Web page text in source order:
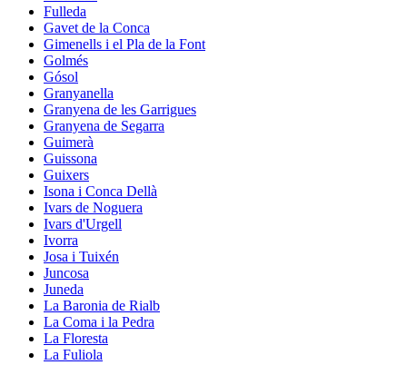
Fulleda
Gavet de la Conca
Gimenells i el Pla de la Font
Golmés
Gósol
Granyanella
Granyena de les Garrigues
Granyena de Segarra
Guimerà
Guissona
Guixers
Isona i Conca Dellà
Ivars de Noguera
Ivars d'Urgell
Ivorra
Josa i Tuixén
Juncosa
Juneda
La Baronia de Rialb
La Coma i la Pedra
La Floresta
La Fuliola